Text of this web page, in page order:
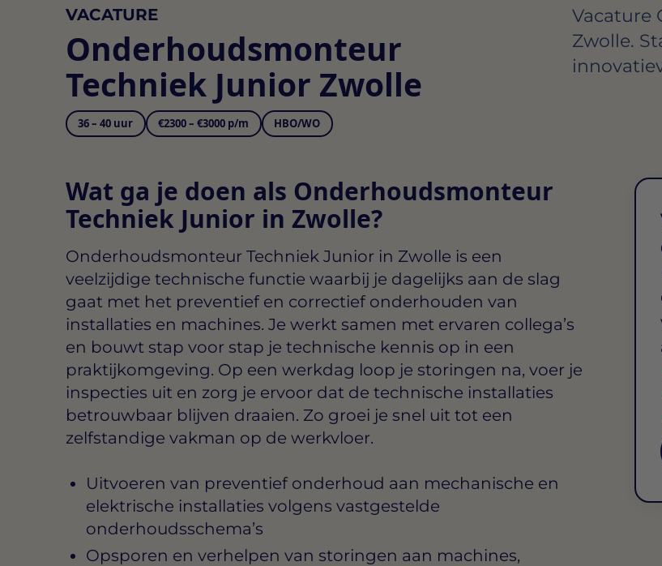
VACATURE
Onderhoudsmonteur
Techniek Junior Zwolle
36 – 40 uur €2300 – €3000 p/m HBO/WO
Vacature
Zwolle.
Wat ga je doen als Onderhoudsmonteur
Techniek Junior in Zwolle?
Onderhoudsmonteur Techniek Junior in Zwolle is een
veelzijdige technische functie waarbij je dagelijks aan de slag
gaat met het preventief en correctief onderhouden van
installaties en machines. Je werkt samen met ervaren collega’s
en bouwt stap voor stap je technische kennis op in een
praktijkomgeving. Op een werkdag loop je storingen na, voer je
inspecties uit en zorg je ervoor dat de technische installaties
betrouwbaar blijven draaien. Zo groei je snel uit tot een
zelfstandige vakman op de werkvloer.
Uitvoeren van preventief onderhoud aan mechanische en
elektrische installaties volgens vastgestelde
onderhoudsschema’s
Opsporen en verhelpen van storingen aan machines,